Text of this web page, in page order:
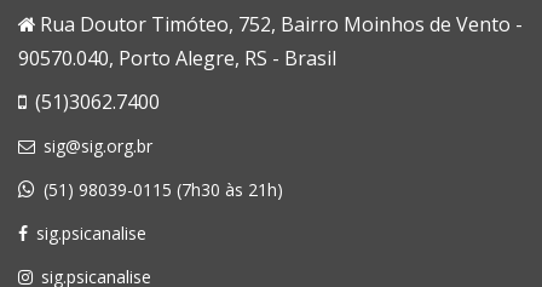
Rua Doutor Timóteo, 752, Bairro Moinhos de Vento -
90570.040, Porto Alegre, RS - Brasil
(51)3062.7400
sig@sig.org.br
(51) 98039-0115 (7h30 às 21h)
sig.psicanalise
sig.psicanalise